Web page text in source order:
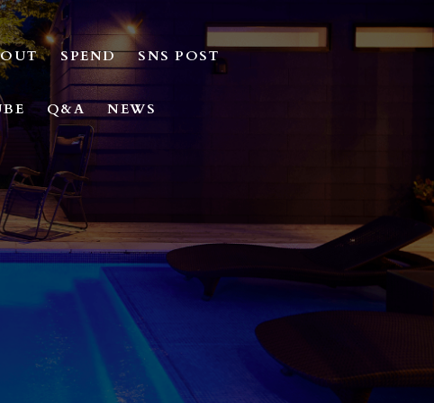
SPEND SNS POST
Q&A NEWS